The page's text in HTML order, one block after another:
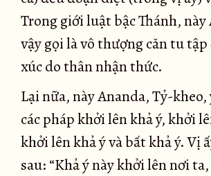
Trong giới luật bậc Thánh,
vậy gọi là vô thượng căn tu tập
xúc do thân nhận thức.
Lại nữa, này Ananda, Tỷ-
các pháp khởi lên khả ý, khởi
khởi lên khả ý và bất khả ý. Vị
sau: “Khả ý này khởi lên nơi